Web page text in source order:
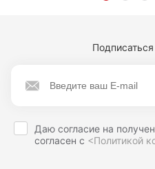
Даю согласие на
согласен с <Политикой